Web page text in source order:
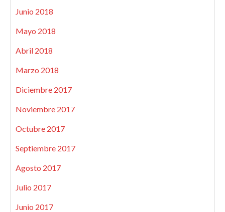
Junio 2018
Mayo 2018
Abril 2018
Marzo 2018
Diciembre 2017
Noviembre 2017
Octubre 2017
Septiembre 2017
Agosto 2017
Julio 2017
Junio 2017